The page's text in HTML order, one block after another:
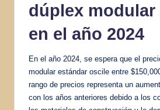
dúplex modular
en el año 2024
En el año 2024, se espera que el
modular estándar oscile entre
rango de precios representa un
con los años anteriores debido a los